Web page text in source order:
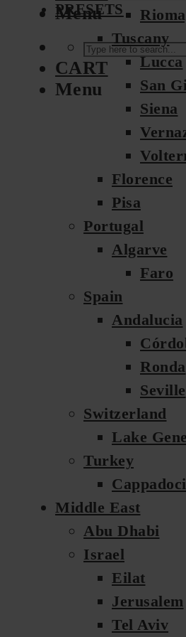
Menu
PRESETS
CART
Menu
Tuscany
Lucca
San
Siena
Florence
Pisa
Portugal
Algarve
Faro
Spain
Andalucia
Ronda
Seville
Switzerland
Lake
Turkey
Middle East
Abu Dhabi
Israel
Eilat
Jerusalem
Tel Aviv